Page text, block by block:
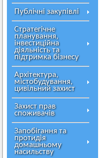
Публічні закупівлі
Стратегічне
планування,
інвестиційна
діяльність та
підтримка бізнесу
Архітектура,
містобудування,
цивільний захист
Захист прав
споживачів
Запобігання та
протидія
домашньому
насильству